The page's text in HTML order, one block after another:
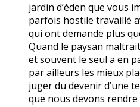
jardin d’éden que vous
parfois hostile travaillé
qui ont demande plus
Quand le paysan
et souvent le seul a en
par ailleurs les mieux
juger du devenir d’une
que nous devons